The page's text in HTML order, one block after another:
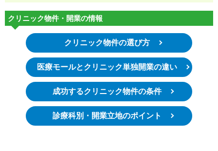
クリニック物件・開業の情報
クリニック物件の選び方
医療モールとクリニック単独開業の違い
成功するクリニック物件の条件
診療科別・開業立地のポイント